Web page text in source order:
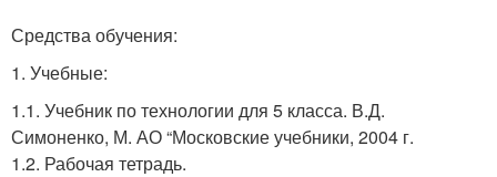
Средства обучения:
1. Учебные:
1.1. Учебник по технологии для 5 класса. В.Д.
Симоненко, М. АО “Московские учебники, 2004 г.
1.2. Рабочая тетрадь.